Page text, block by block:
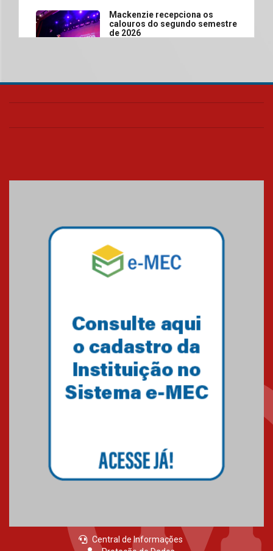
Mackenzie recepciona os
calouros do segundo semestre
de 2026
XIII Fórum de Aprendizagem
Transformadora reúne
docentes para debater
inovação e desafios da
Professora do Mackenzie é
finalista do Prêmio Jabuti com
obra sobre ética e arquitetura
contemporânea
internacionais
03.08.2026
Central de Informações